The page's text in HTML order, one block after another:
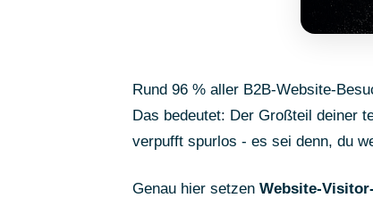
Rund 96 % aller B2B-Website-
Das bedeutet: Der Großteil deiner
verpufft spurlos - es sei denn, du
Genau hier setzen Website-